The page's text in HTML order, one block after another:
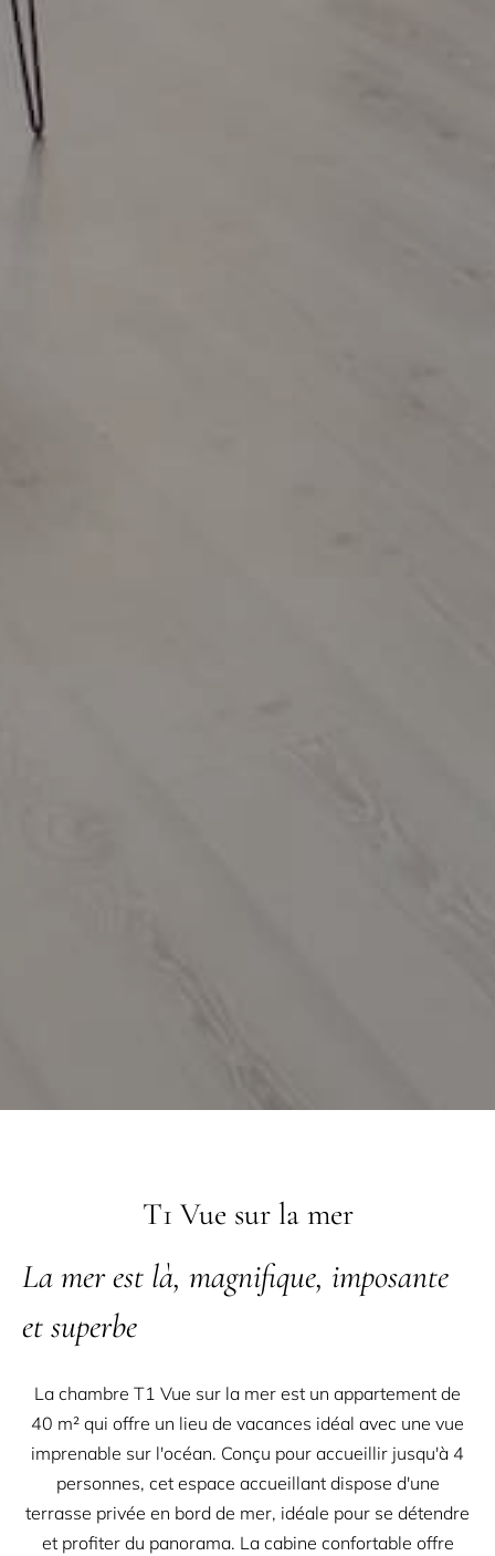
T1 Vue sur la mer
La mer est là, magnifique, imposante
et superbe
La chambre T1 Vue sur la mer est un appartement de
40 m² qui offre un lieu de vacances idéal avec une vue
imprenable sur l'océan. Conçu pour accueillir jusqu'à 4
personnes, cet espace accueillant dispose d'une
terrasse privée en bord de mer, idéale pour se détendre
et profiter du panorama. La cabine confortable offre